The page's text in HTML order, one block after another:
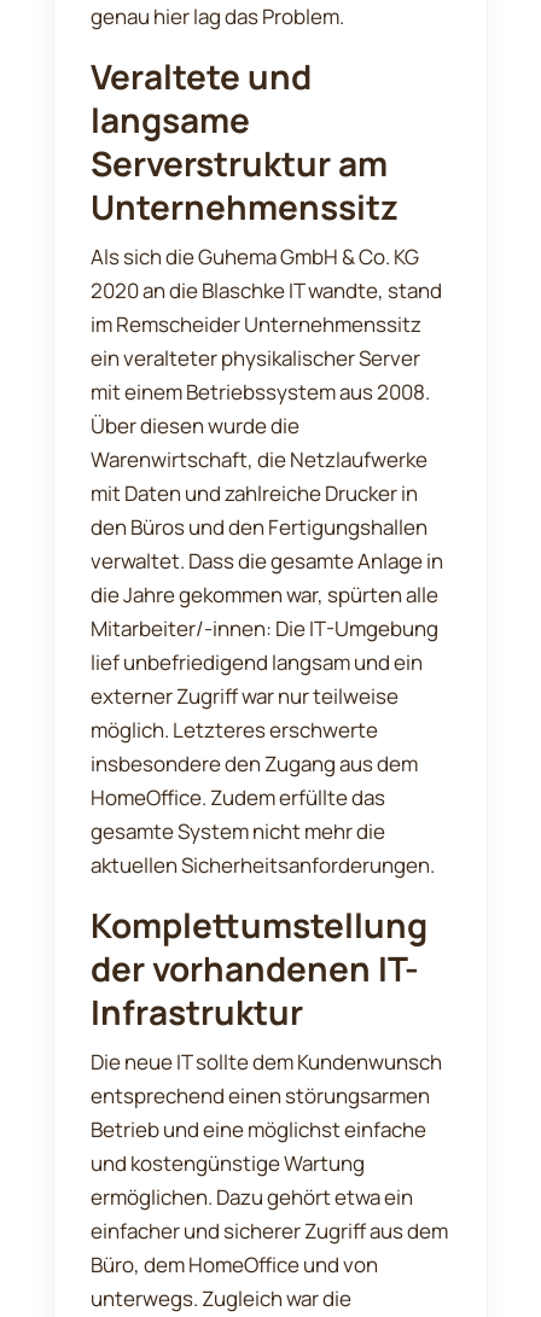
genau hier lag das Problem.
Veraltete und
langsame
Serverstruktur am
Unternehmenssitz
Als sich die Guhema GmbH & Co. KG
2020 an die Blaschke IT wandte, stand
im Remscheider Unternehmenssitz
ein veralteter physikalischer Server
mit einem Betriebssystem aus 2008.
Über diesen wurde die
Warenwirtschaft, die Netzlaufwerke
mit Daten und zahlreiche Drucker in
den Büros und den Fertigungshallen
verwaltet. Dass die gesamte Anlage in
die Jahre gekommen war, spürten alle
Mitarbeiter/-innen: Die IT-Umgebung
lief unbefriedigend langsam und ein
externer Zugriff war nur teilweise
möglich. Letzteres erschwerte
insbesondere den Zugang aus dem
HomeOffice. Zudem erfüllte das
gesamte System nicht mehr die
aktuellen Sicherheitsanforderungen.
Komplettumstellung
der vorhandenen IT-
Infrastruktur
Die neue IT sollte dem Kundenwunsch
entsprechend einen störungsarmen
Betrieb und eine möglichst einfache
und kostengünstige Wartung
ermöglichen. Dazu gehört etwa ein
einfacher und sicherer Zugriff aus dem
Büro, dem HomeOffice und von
unterwegs. Zugleich war die